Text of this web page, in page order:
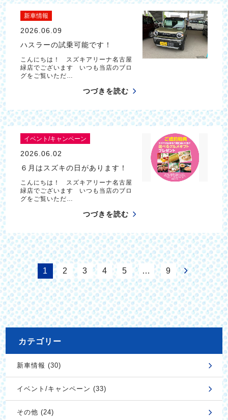
新車情報
2026.06.09
ハスラーの試乗可能です！
こんにちは！ スズキアリーナ名古屋
緑店でございます いつも当店のブロ
グをご覧いただ…
つづきを読む
イベント/キャンペーン
2026.06.02
６月はスズキの日があります！
こんにちは！ スズキアリーナ名古屋
緑店でございます いつも当店のブロ
グをご覧いただ…
つづきを読む
1 2 3 4 5 … 9
カテゴリー
新車情報 (30)
イベント/キャンペーン (33)
その他 (24)